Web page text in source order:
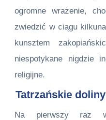
ogromne wrażenie,
zwiedzić w ciągu
kunsztem
niespotykane nigdzie
religijne.
Tatrzańskie doliny
Na pierwszy raz